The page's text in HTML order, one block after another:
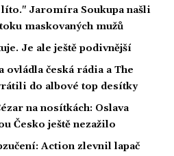
Jaromíra Soukupa našli
maskovaných mužů
Je ale ještě podivnější
ovládla česká rádia a The
do albové top desítky
na nosítkách: Oslava
Česko ještě nezažilo
Action zlevnil lapač